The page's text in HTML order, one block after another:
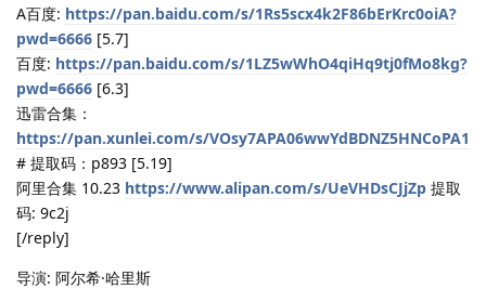
A百度: https://pan.baidu.com/s/1Rs5scx4k2F86bErKrc0oiA?
pwd=6666 [5.7]
百度: https://pan.baidu.com/s/1LZ5wWhO4qiHq9tj0fMo8kg?
pwd=6666 [6.3]
迅雷合集：
https://pan.xunlei.com/s/VOsy7APA06wwYdBDNZ5HNCoPA1
# 提取码：p893 [5.19]
阿里合集 10.23 https://www.alipan.com/s/UeVHDsCJjZp 提取
码: 9c2j
[/reply]
导演: 阿尔希·哈里斯